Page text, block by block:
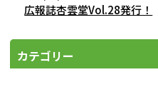
広報誌杏雲堂Vol.28発行！
カテゴリー